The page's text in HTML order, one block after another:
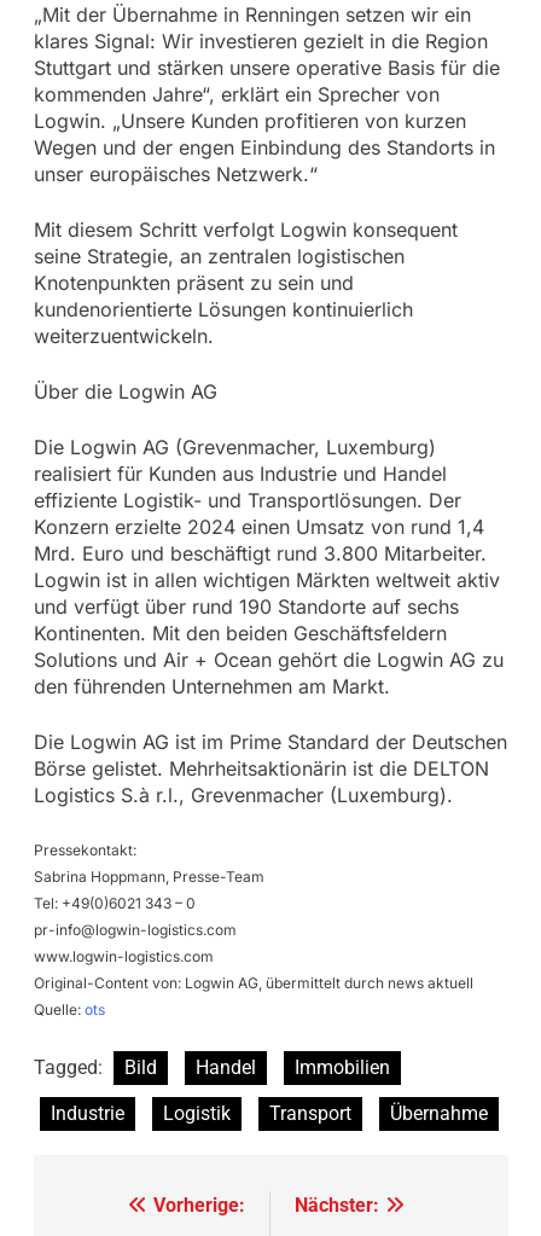
„Mit der Übernahme in Renningen setzen wir ein
klares Signal: Wir investieren gezielt in die Region
Stuttgart und stärken unsere operative Basis für die
kommenden Jahre“, erklärt ein Sprecher von
Logwin. „Unsere Kunden profitieren von kurzen
Wegen und der engen Einbindung des Standorts in
unser europäisches Netzwerk.“
Mit diesem Schritt verfolgt Logwin konsequent
seine Strategie, an zentralen logistischen
Knotenpunkten präsent zu sein und
kundenorientierte Lösungen kontinuierlich
weiterzuentwickeln.
Über die Logwin AG
Die Logwin AG (Grevenmacher, Luxemburg)
realisiert für Kunden aus Industrie und Handel
effiziente Logistik- und Transportlösungen. Der
Konzern erzielte 2024 einen Umsatz von rund 1,4
Mrd. Euro und beschäftigt rund 3.800 Mitarbeiter.
Logwin ist in allen wichtigen Märkten weltweit aktiv
und verfügt über rund 190 Standorte auf sechs
Kontinenten. Mit den beiden Geschäftsfeldern
Solutions und Air + Ocean gehört die Logwin AG zu
den führenden Unternehmen am Markt.
Die Logwin AG ist im Prime Standard der Deutschen
Börse gelistet. Mehrheitsaktionärin ist die DELTON
Logistics S.à r.l., Grevenmacher (Luxemburg).
Pressekontakt:
Sabrina Hoppmann, Presse-Team
Tel: +49(0)6021 343 – 0
pr-info@logwin-logistics.com
www.logwin-logistics.com
Original-Content von: Logwin AG, übermittelt durch news aktuell
Quelle: ots
Tagged: Bild Handel
Immobilien
Industrie
Logistik Transport Übernahme
Beitragsnavigation
Vorherige:
Nächster: